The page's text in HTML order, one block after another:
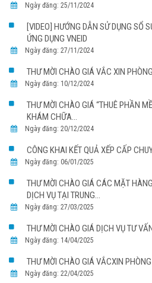
Ngày đăng: 25/11/2024
[VIDEO] HƯỚNG DẪN SỬ DỤNG SỔ
ỨNG DỤNG VNEID
Ngày đăng: 27/11/2024
THƯ MỜI CHÀO GIÁ VẮC XIN
Ngày đăng: 10/12/2024
THƯ MỜI CHÀO GIÁ “THUÊ PHẦN
KHÁM CHỮA...
Ngày đăng: 20/12/2024
CÔNG KHAI KẾT QUẢ XẾP CẤP
Ngày đăng: 06/01/2025
THƯ MỜI CHÀO GIÁ CÁC MẶT
DỊCH VỤ TẠI TRUNG...
Ngày đăng: 27/03/2025
THƯ MỜI CHÀO GIÁ DỊCH VỤ TƯ
Ngày đăng: 14/04/2025
THƯ MỜI CHÀO GIÁ VẮCXIN
Ngày đăng: 22/04/2025